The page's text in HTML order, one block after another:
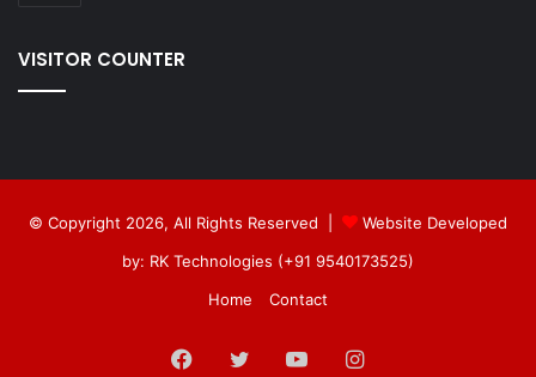
VISITOR COUNTER
© Copyright 2026, All Rights Reserved |
Website Developed
by: RK Technologies (+91 9540173525)
Home
Contact
Facebook
Twitter YouTubeInstagram